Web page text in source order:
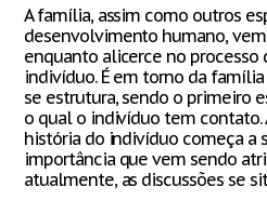
A família, assim como outros
desenvolvimento humano,
enquanto alicerce no processo
indivíduo. É em torno da
se estrutura, sendo o primeiro
o qual o indivíduo tem contato.
história do indivíduo começa a
importância que vem sendo
atualmente, as discussões se